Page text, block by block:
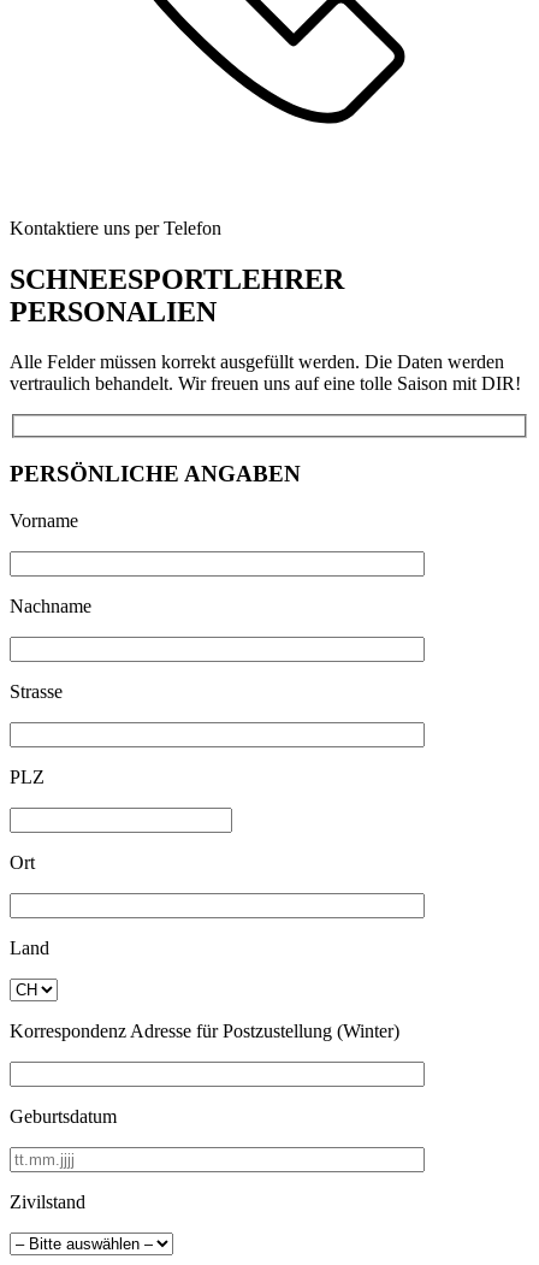
Kontaktiere uns per Telefon
SCHNEESPORTLEHRER
PERSONALIEN
Alle Felder müssen korrekt ausgefüllt werden. Die Daten werden
vertraulich behandelt. Wir freuen uns auf eine tolle Saison mit DIR!
PERSÖNLICHE ANGABEN
Vorname
Nachname
Strasse
PLZ
Ort
Land
Korrespondenz Adresse für Postzustellung (Winter)
Geburtsdatum
Zivilstand